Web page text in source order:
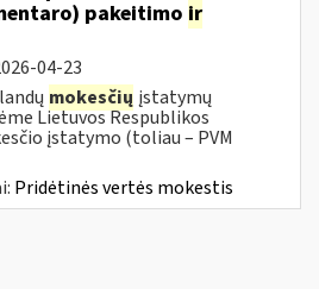
pakeitimo ir
04-23
mokesčių įstatymų
Lietuvos Respublikos
įstatymo (toliau – PVM
Pridėtinės vertės mokestis